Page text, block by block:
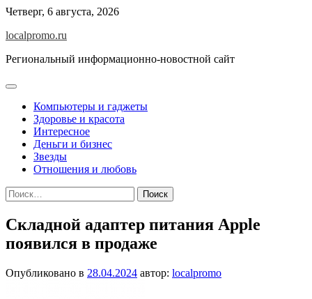
Перейти
содержимому
Четверг, 6 августа, 2026
localpromo.ru
Региональный информационно-новостной сайт
Компьютеры и гаджеты
Здоровье и красота
Интересное
Деньги и бизнес
Звезды
Отношения и любовь
Найти:
Складной адаптер питания Apple
появился в продаже
Опубликовано в 28.04.2024 автор: localpromo